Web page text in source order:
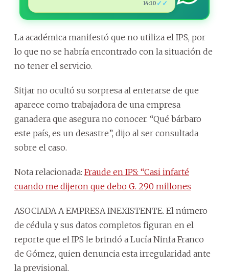
14:10 ✓✓
La académica manifestó que no utiliza el IPS, por
lo que no se habría encontrado con la situación de
no tener el servicio.
Sitjar no ocultó su sorpresa al enterarse de que
aparece como trabajadora de una empresa
ganadera que asegura no conocer. “Qué bárbaro
este país, es un desastre”, dijo al ser consultada
sobre el caso.
Nota relacionada: Fraude en IPS: “Casi infarté
cuando me dijeron que debo G. 290 millones
ASOCIADA A EMPRESA INEXISTENTE. El número
de cédula y sus datos completos figuran en el
reporte que el IPS le brindó a Lucía Ninfa Franco
de Gómez, quien denuncia esta irregularidad ante
la previsional.